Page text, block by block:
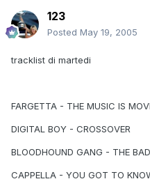
123
Posted May 19, 2005
tracklist di martedi
FARGETTA - THE MUSIC IS
DIGITAL BOY - CROSSOVER
BLOODHOUND GANG - THE
CAPPELLA - YOU GOT TO